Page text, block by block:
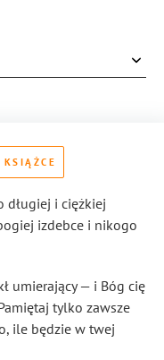
KSIĄŻCE
długiej i ciężkiej
izdebce i nikogo
umierający — i Bóg cię
tylko zawsze
ile będzie w twej